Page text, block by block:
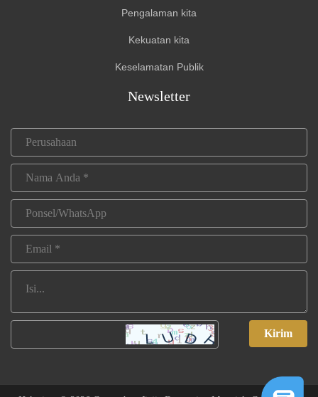
Pengalaman kita
Kekuatan kita
Keselamatan Publik
Newsletter
Kirim